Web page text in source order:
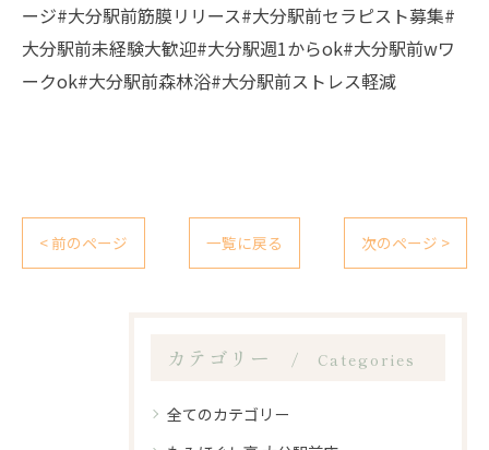
ージ#大分駅前筋膜リリース#大分駅前セラピスト募集#
大分駅前未経験大歓迎#大分駅週1からok#大分駅前wワ
ークok#大分駅前森林浴#大分駅前ストレス軽減
< 前のページ 一覧に戻る 次のページ >
カテゴリー Categories
全てのカテゴリー